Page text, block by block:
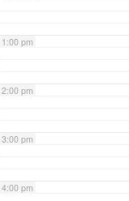
1:00 pm
2:00 pm
3:00 pm
4:00 pm